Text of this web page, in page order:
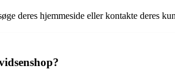
deres hjemmeside eller kontakte deres